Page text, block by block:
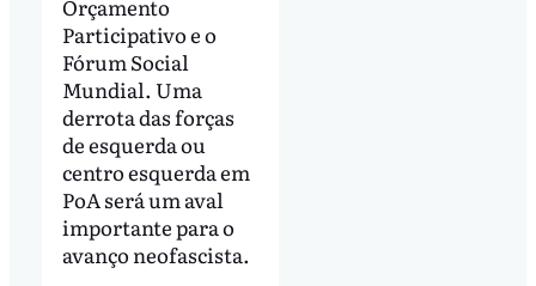
Orçamento
Participativo e o
Fórum Social
Mundial. Uma
derrota das forças
de esquerda ou
centro esquerda em
PoA será um aval
importante para o
avanço neofascista.